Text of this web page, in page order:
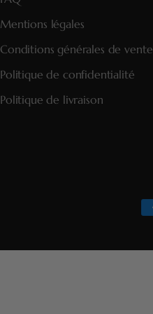
Mentions légales
Conditions générales de vente
Politique de confidentialité
Politique de livraison